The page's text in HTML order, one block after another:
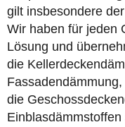
gilt insbesondere
Wir haben für jeden
Lösung und
die
die